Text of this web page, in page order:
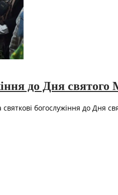
до Дня
богослужіння до Дня